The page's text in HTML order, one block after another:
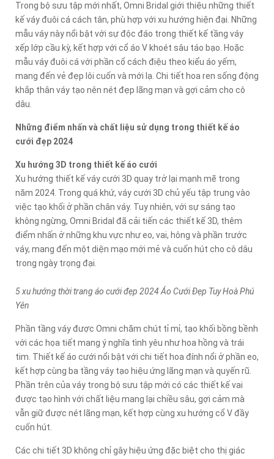
Trong bộ sưu tập mới nhất, Omni Bridal giới thiệu những thiết
kế váy đuôi cá cách tân, phù hợp với xu hướng hiện đại. Những
mẫu váy này nổi bật với sự độc đáo trong thiết kế tầng váy
xếp lớp cầu kỳ, kết hợp với cổ áo V khoét sâu táo bạo. Hoặc
mẫu váy đuôi cá với phần cổ cách điệu theo kiểu áo yếm,
mang đến vẻ đẹp lôi cuốn và mới lạ. Chi tiết hoa ren sống động
khắp thân váy tạo nên nét đẹp lãng mạn và gợi cảm cho cô
dâu.
Những điểm nhấn và chất liệu sử dụng trong thiết kế áo
cưới đẹp 2024
Xu hướng 3D trong thiết kế áo cưới
Xu hướng thiết kế váy cưới 3D quay trở lại mạnh mẽ trong
năm 2024. Trong quá khứ, váy cưới 3D chủ yếu tập trung vào
việc tạo khối ở phần chân váy. Tuy nhiên, với sự sáng tạo
không ngừng, Omni Bridal đã cải tiến các thiết kế 3D, thêm
điểm nhấn ở những khu vực như eo, vai, hông và phần trước
váy, mang đến một diện mạo mới mẻ và cuốn hút cho cô dâu
trong ngày trọng đại.
5 xu hướng thời trang áo cưới đẹp 2024 Áo Cưới Đẹp Tuy Hoà Phú
Yên
Phần tầng váy được Omni chăm chút tỉ mỉ, tạo khối bồng bềnh
với các họa tiết mang ý nghĩa tình yêu như hoa hồng và trái
tim. Thiết kế áo cưới nổi bật với chi tiết hoa đính nổi ở phần eo,
kết hợp cùng ba tầng váy tạo hiệu ứng lãng mạn và quyến rũ.
Phần trên của váy trong bộ sưu tập mới có các thiết kế vai
được tạo hình với chất liệu mang lại chiều sâu, gợi cảm mà
vẫn giữ được nét lãng mạn, kết hợp cùng xu hướng cổ V đầy
cuốn hút.
Các chi tiết 3D không chỉ gây hiệu ứng đặc biệt cho thị giác